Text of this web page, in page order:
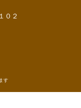
０２
す